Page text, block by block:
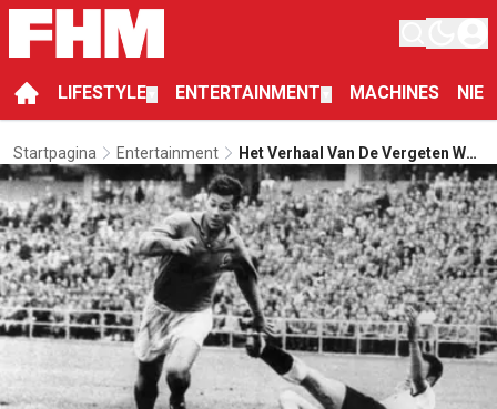
LIFESTYLE ENTERTAINMENT MACHINES
Startpagina Entertainment
Het Verhaal Van De Vergeten WK-
Topscorer